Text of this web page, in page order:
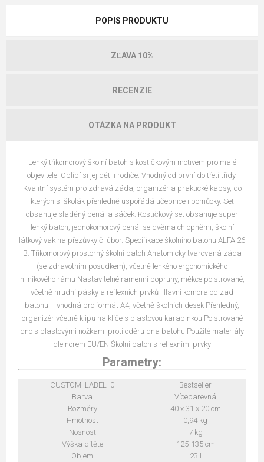
POPIS PRODUKTU
ZĽAVA 10%
RECENZIE
OTÁZKA NA PRODUKT
Lehký tříkomorový školní batoh s kostičkovým motivem pro malé
objevitele. Oblíbí si jej děti i rodiče. Vhodný od první do třetí třídy.
Kvalitní systém pro zdravá záda, organizér a praktické kapsy, do
kterých si školák přehledně uspořádá učebnice i pomůcky. Set
obsahuje sladěný penál a sáček. Kostičkový set obsahuje super
lehký batoh, jednokomorový penál se dvěma chlopněmi, školní
látkový vak na přezůvky či úbor. Specifikace školního batohu ALFA 26
B: Tříkomorový prostorný školní batoh Anatomicky tvarovaná záda
(se zdravotním posudkem), včetně lehkého ergonomického
hliníkového rámu Nastavitelné ramenní popruhy, měkce polstrované,
včetně hrudní pásky a reflexních prvků Hlavní komora od zad
batohu – vhodná pro formát A4, včetně školních desek Přehledný,
organizér včetně klipu na klíče s plastovou karabinkou Polstrované
dno s plastovými nožkami proti oděru dna batohu Použité materiály
dle norem EU/EN Školní batoh s reflexními prvky
Parametry:
CUSTOM_LABEL_0
Bestseller
Barva
Vícebarevná
Rozměry
40 x 31 x 20 cm
Hmotnost
0,94 kg
Nosnost
7 kg
Výška dítěte
125-135 cm
Objem
23 l